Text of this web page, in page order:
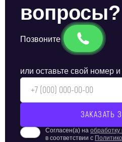
вопросы?
Позвоните
или оставьте свой номер
Согласен(а) на
в соответствии с